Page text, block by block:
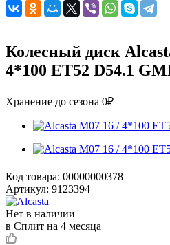
Колесный диск
4*100 ET52 D54.1
Хранение до сезона 0₽
Код товара: 00000000378
Артикул: 9123394
Нет в наличии
в Сплит на 4 месяца